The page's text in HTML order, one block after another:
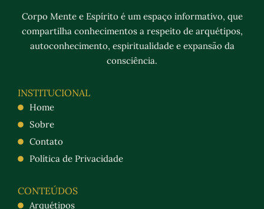
Corpo Mente e Espírito é um espaço informativo, que
compartilha conhecimentos a respeito de arquétipos,
autoconhecimento, espiritualidade e expansão da
consciência.
INSTITUCIONAL
Home
Sobre
Contato
Política de Privacidade
CONTEÚDOS
Arquétipos